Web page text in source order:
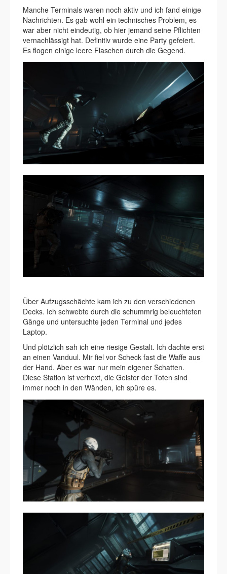
Manche Terminals waren noch aktiv und ich fand einige
Nachrichten. Es gab wohl ein technisches Problem, es
war aber nicht eindeutig, ob hier jemand seine Pflichten
vernachlässigt hat. Definitiv wurde eine Party gefeiert.
Es flogen einige leere Flaschen durch die Gegend.
Über Aufzugsschächte kam ich zu den verschiedenen
Decks. Ich schwebte durch die schummrig beleuchteten
Gänge und untersuchte jeden Terminal und jedes
Laptop.
Und plötzlich sah ich eine riesige Gestalt. Ich dachte erst
an einen Vanduul. Mir fiel vor Scheck fast die Waffe aus
der Hand. Aber es war nur mein eigener Schatten.
Diese Station ist verhext, die Geister der Toten sind
immer noch in den Wänden, ich spüre es.